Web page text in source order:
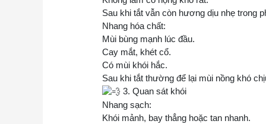
Sau khi tắt vẫn còn hương dịu nhẹ trong
Nhang hóa chất:
Mùi bùng mạnh lúc đầu.
Cay mắt, khét cổ.
Có mùi khói hắc.
Sau khi tắt thường để lại mùi nồng khó
3. Quan sát khói
Nhang sạch:
Khói mảnh, bay thẳng hoặc tan nhanh.